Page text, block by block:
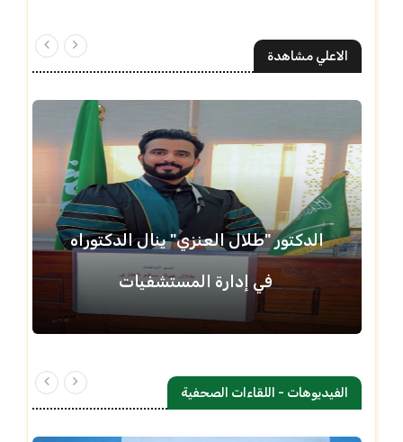
الاعلي مشاهدة
الدكتور "طلال العنزي" ينال الدكتوراه
في إدارة المستشفيات
الفيديوهات - اللقاءات الصحفية